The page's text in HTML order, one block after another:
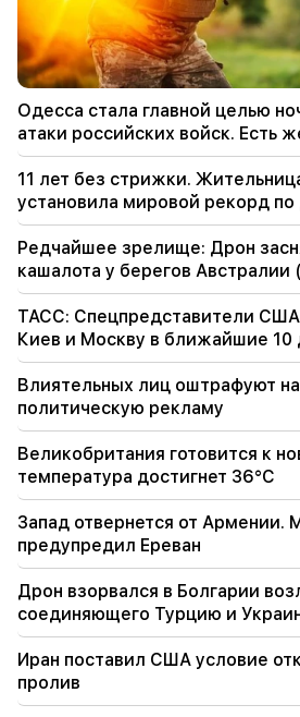
10:00
Редчайшее зрелище: Дрон
кашалота у берегов
01:49
00:17
23:50
23:01
Трагический инцидент в
Положение оппозиции
ними опытные демагоги
«Преступник хотел пончик из
Акопян своими руками
сына (видео)
21:19
посетить Киев и Москву в
Одесса стала главной целью
атаки российских войск. Есть
11 лет без стрижки.
установила мировой рекорд
Редчайшее зрелище: Дрон
кашалота у берегов Австралии
ТАСС: Спецпредставители США
Киев и Москву в ближайшие 10
Влиятельных лиц оштрафуют
политическую рекламу
Великобритания готовится к
температура достигнет 36°C
Запад отвернется от Армении.
предупредил Ереван
Дрон взорвался в Болгарии
соединяющего Турцию и
Иран поставил США условие
пролив